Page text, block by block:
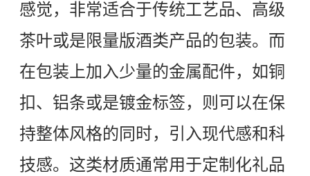
感觉，非常适合于传统工艺品、高级
茶叶或是限量版酒类产品的包装。而
在包装上加入少量的金属配件，如铜
扣、铝条或是镀金标签，则可以在保
持整体风格的同时，引入现代感和科
技感。这类材质通常用于定制化礼品